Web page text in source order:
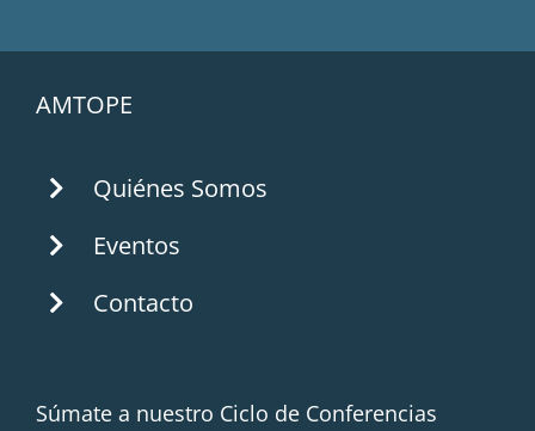
AMTOPE
Quiénes Somos
Eventos
Contacto
Súmate a nuestro Ciclo de Conferencias